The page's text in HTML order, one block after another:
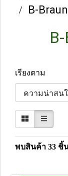
B-
เรียงตาม
พบสินค้า 33 ชิ้